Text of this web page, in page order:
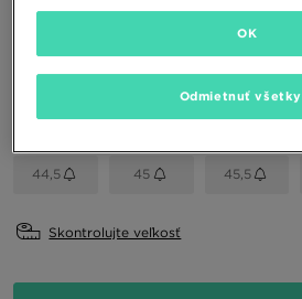
41 42 42,5
44,5 45 45,5
Skontrolujte veľkosť
Odmietnuť všetky
OK